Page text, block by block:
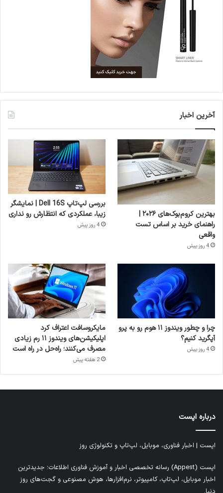
آخرین اخبار
بهترین کروم‌بوک‌های ۲۰۲۶ |
راهنمای خرید بر اساس تست
واقعی
4 روز پیش
بررسی لپ‌تاپ Dell 16S | نمایشگر
زیبا، عملکردی که انتظارش رو نداری
4 روز پیش
چرا و چطور ویندوز ۱۱ هوم رو به پرو
آپگرید کنیم؟
4 روز پیش
مایکروسافت اعتراف کرد
اپلیکیشن‌های ویندوز ۱۱ رم زیادی
مصرف می‌کنند؛ راه‌حل در راه است
2 هفته پیش
درباره اپست
اپست | اخبار فناوری، موبایل، لپ‌تاپ و تکنولوژی روز
اپست (Appest) رسانه تخصصی اخبار و آموزش فناوری اطلاعات؛ جدیدترین
اخبار موبایل، لپ‌تاپ، کامپیوتر، نرم‌افزارها، هوش مصنوعی و گجت‌های روز